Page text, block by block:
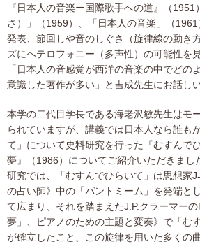
『日本人の音楽ー国際歌手への道』（
さ）」（1959）、「日本人の音楽」（
発表、節回しや音のしぐさ（旋律線の動き
ズにヘテロフォニー（多声性）の可能性を
「日本人の音感覚が西洋の音楽の中でどの
意識した著作が多い」と吉成先生にお話し
本学の二代目学長である海老沢敏先生はモ
られていますが、講義では日本人なら誰も
て」について史料研究を行った『むすんで
夢』（1986）についてご紹介いただきまし
研究では、「むすんでひらいて」は思想家
の占い師》中の「パントミーム」を発端と
て広まり、それを踏まえたJ.P.クラーマー
夢」、ピアノのための主題と変奏》で「む
が確立したこと、この旋律を用いた多くの